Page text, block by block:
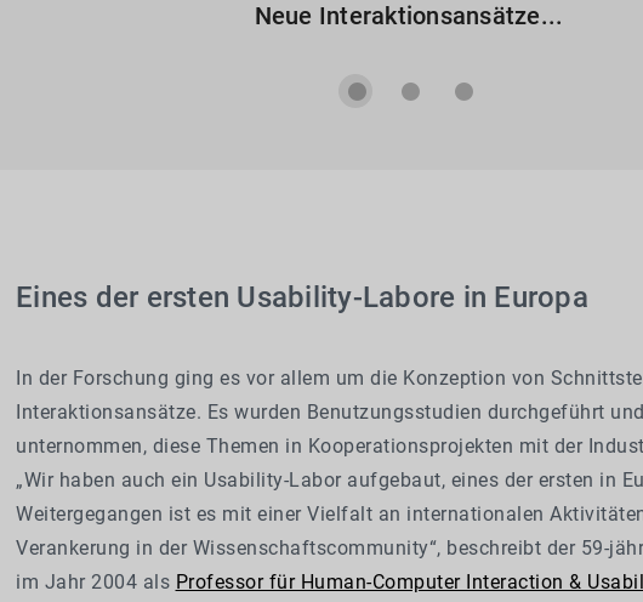
Neue Interaktionsansätze...
Eines der ersten Usability-Labore in Europa
In der Forschung ging es vor allem um die Konzeption von
Interaktionsansätze. Es wurden Benutzungsstudien durchgeführt
unternommen, diese Themen in Kooperationsprojekten mit der
„Wir haben auch ein Usability-Labor aufgebaut, eines der ersten in
Weitergegangen ist es mit einer Vielfalt an internationalen
Verankerung in der Wissenschaftscommunity“, beschreibt der 59-
im Jahr 2004 als Professor für Human-Computer Interaction &